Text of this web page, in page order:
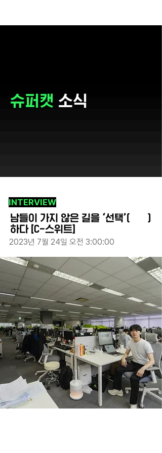
슈퍼캣 소식
INTERVIEW
남들이 가지 않은 길을 ‘선택’(選擇)
하다 [C-스위트]
2023년 7월 24일 오전 3:00:00